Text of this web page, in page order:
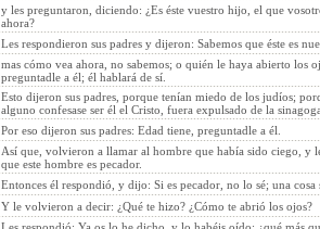
y les preguntaron, diciendo: ¿Es éste vuestro hijo, el que
ahora?
Les respondieron sus padres y dijeron: Sabemos que éste es
mas cómo vea ahora, no sabemos; o quién le haya abierto los
preguntadle a él; él hablará de sí.
Esto dijeron sus padres, porque tenían miedo de los judíos;
alguno confesase ser él el Cristo, fuera expulsado de la
Por eso dijeron sus padres: Edad tiene, preguntadle a él.
Así que, volvieron a llamar al hombre que había sido ciego, y
que este hombre es pecador.
Entonces él respondió, y dijo: Si es pecador, no lo sé; una
Y le volvieron a decir: ¿Qué te hizo? ¿Cómo te abrió los ojos?